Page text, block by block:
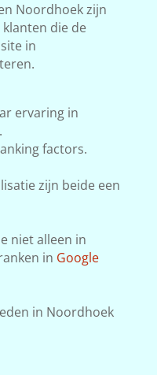
Noordhoek zijn
die de
in
ervaring in
factors.
zijn beide een
niet alleen in
in Google
in Noordhoek